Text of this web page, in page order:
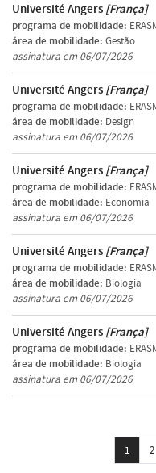
Université Angers [França]
programa de mobilidade:
área de mobilidade: Gestão
assinatura em 06/07/2026
Université Angers [França]
programa de mobilidade:
área de mobilidade: Design
assinatura em 06/07/2026
Université Angers [França]
programa de mobilidade:
área de mobilidade: Economia
assinatura em 06/07/2026
Université Angers [França]
programa de mobilidade:
área de mobilidade: Biologia
assinatura em 06/07/2026
Université Angers [França]
programa de mobilidade:
área de mobilidade: Biologia
assinatura em 06/07/2026
1 2